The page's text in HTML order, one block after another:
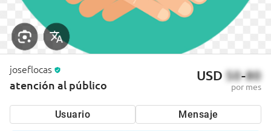
joseflocas
atención al público
USD 50-80
por mes
Usuario Mensaje